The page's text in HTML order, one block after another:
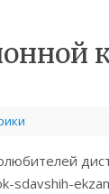
sdavshih-